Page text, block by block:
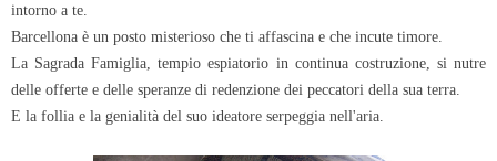
intorno a te.
Barcellona è un posto misterioso che ti affascina e che incute timore.
La Sagrada Famiglia, tempio espiatorio in continua costruzione, si nutre
delle offerte e delle speranze di redenzione dei peccatori della sua terra.
E la follia e la genialità del suo ideatore serpeggia nell'aria.